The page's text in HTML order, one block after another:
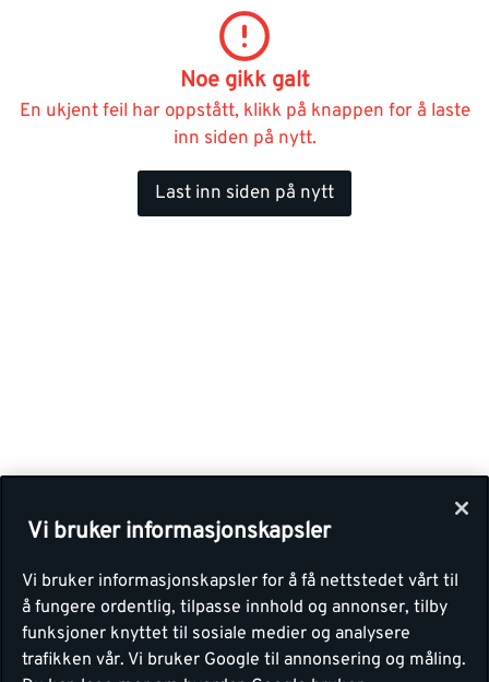
Noe gikk galt
En ukjent feil har oppstått, klikk på knappen for å laste
inn siden på nytt.
Last inn siden på nytt
Vi bruker informasjonskapsler
Vi bruker informasjonskapsler for å få nettstedet vårt til
å fungere ordentlig, tilpasse innhold og annonser, tilby
funksjoner knyttet til sosiale medier og analysere
trafikken vår. Vi bruker Google til annonsering og måling.